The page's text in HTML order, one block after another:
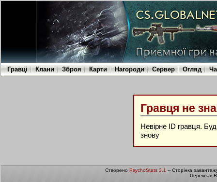
Гравці Клани Зброя Карти Нагороди Сервер Огляд
Гравця не
Невірне ID гравця.
знову
Створено PsychoStats 3.1 -- Сторінка
Переклав